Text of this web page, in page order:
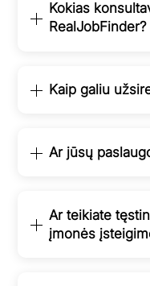
Kokias
RealJobFinder?
Kaip galiu
Ar jūsų
Ar teikiate
įmonės